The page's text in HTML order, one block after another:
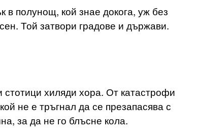
в полунощ, кой знае докога, уж без
Той затвори градове и държави.
хиляди хора. От катастрофи
не е тръгнал да се презапасява с
за да не го блъсне кола.